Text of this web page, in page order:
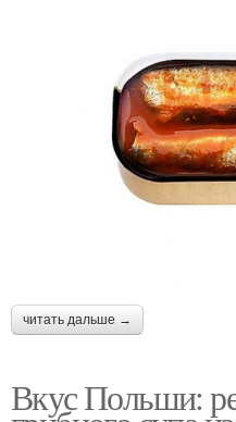
читать дальше →
Вкус Польши: